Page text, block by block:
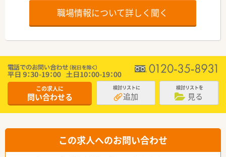
職場情報について詳しく聞く
この求人に
問い合わせる
検討リストに
追加
検討リストを
見る
この求人へのお問い合わせ